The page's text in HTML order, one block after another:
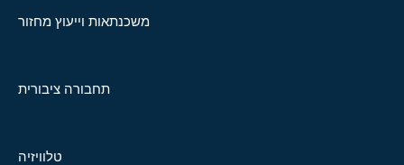
משכנתאות וייעוץ מחזור
תחבורה ציבורית
טלוויזיה